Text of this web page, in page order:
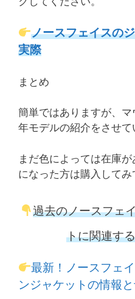
ノースフェイスの
実際
まとめ
簡単ではありますが、
年モデルの紹介をさせて
まだ色によっては在庫
になった方は購入してみ
過去のノースフェ
トに関連す
最新！ノースフェ
ンジャケットの情報と